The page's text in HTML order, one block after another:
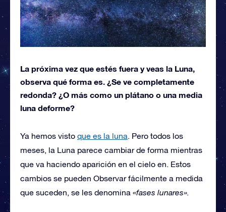
La próxima vez que estés fuera y veas la Luna,
observa qué forma es. ¿Se ve completamente
redonda? ¿O más como un plátano o una media
luna deforme?
Ya hemos visto que es la luna. Pero todos los
meses, la Luna parece cambiar de forma mientras
que va haciendo aparición en el cielo en. Estos
cambios se pueden Observar fácilmente a medida
que suceden, se les denomina «fases lunares».